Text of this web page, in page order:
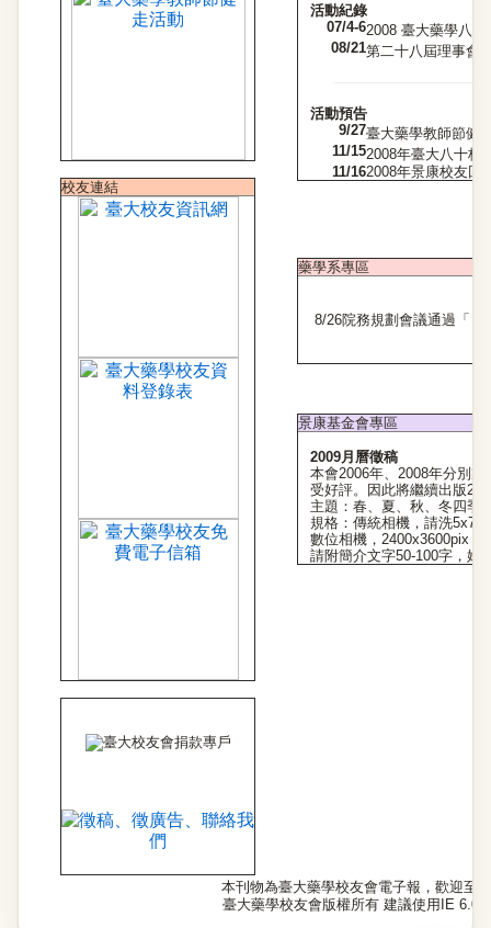
校友連結
活動紀錄
07/4-62008 臺大藥學八
08/21第二十八屆理事會
活動預告
9/27臺大藥學教師節健
11/152008年臺大八十校
11/162008年景康校友回
藥學系專區
8/26院務規劃會議通過「
景康基金會專區
2009月曆徵稿
本會2006年、2008年分別
受好評。因此將繼續出版
主題：春、夏、秋、冬四季
規格：傳統相機，請洗5x7
數位相機，2400x3600pix
請附簡介文字50-100字，姓
本刊物為臺大藥學校友會電子報，歡迎至
臺大藥學校友會版權所有 建議使用IE 6.0